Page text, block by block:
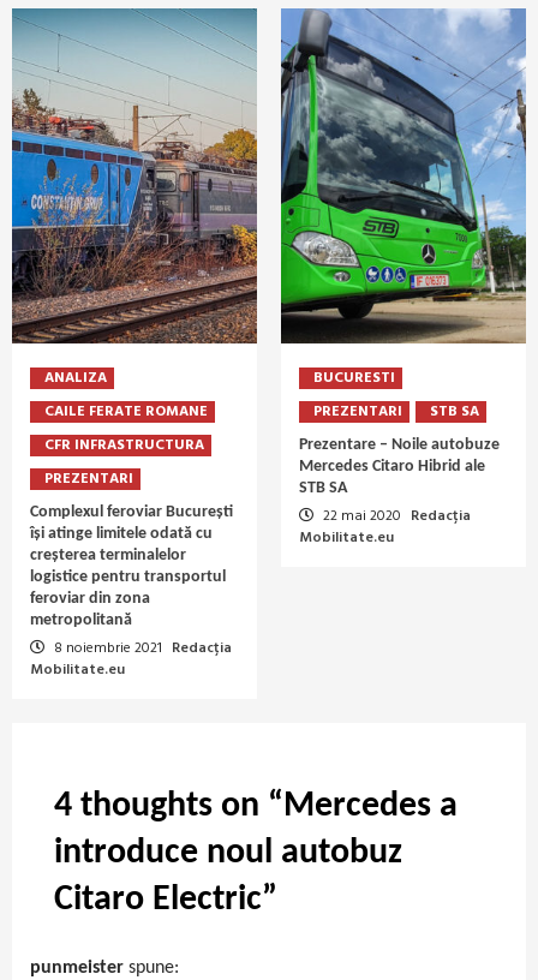
ANALIZA
CAILE FERATE ROMANE
CFR INFRASTRUCTURA
PREZENTARI
Complexul feroviar București
își atinge limitele odată cu
creșterea terminalelor
logistice pentru transportul
feroviar din zona
metropolitană
8 noiembrie 2021 Redacția
Mobilitate.eu
BUCURESTI
PREZENTARI
STB SA
Prezentare – Noile autobuze
Mercedes Citaro Hibrid ale
STB SA
22 mai 2020 Redacția
Mobilitate.eu
4 thoughts on “Mercedes a
introduce noul autobuz
Citaro Electric”
punmeister spune: